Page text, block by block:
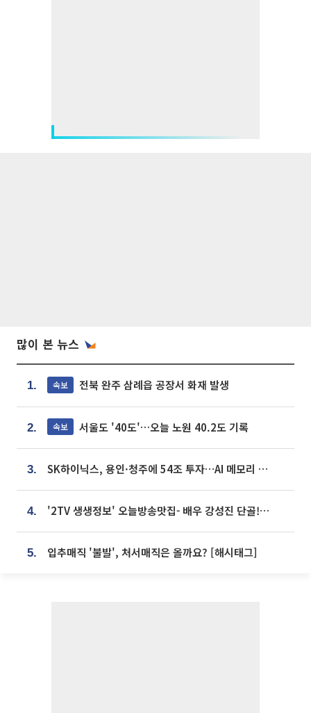
많이 본 뉴스
1. 속보 전북 완주 삼례읍 공장서 화재 발생
2. 속보 서울도 '40도'…오늘 노원 40.2도 기록
3. SK하이닉스, 용인·청주에 54조 투자…AI 메모리 생산기지 키운다
4. '2TV 생생정보' 오늘방송맛집- 배우 강성진 단골! 쌀국수ㆍ푸팟퐁 커리 맛집 '블○○○'
5. 입추매직 '불발', 처서매직은 올까요? [해시태그]